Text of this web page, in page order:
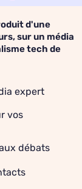
d'une
sur un média
tech de
expert
vos
débats